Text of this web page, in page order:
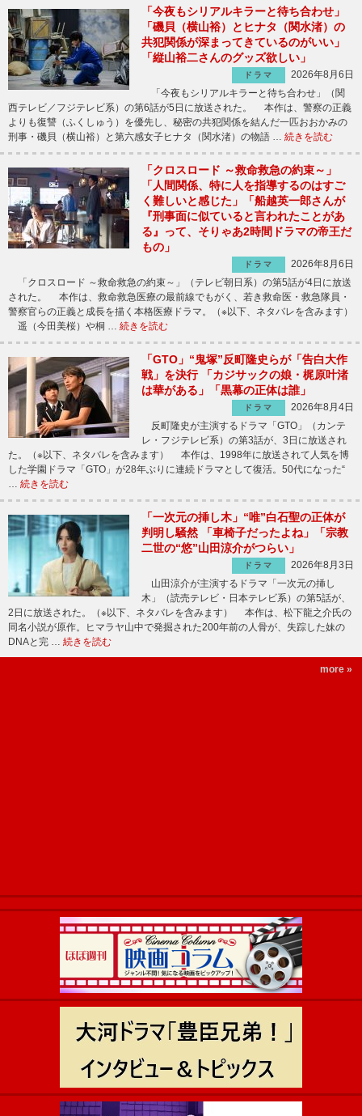
「今夜もシリアルキラーと待ち合わせ」
「磯貝（横山裕）とヒナタ（関水渚）の
共犯関係が深まってきているのがいい」
「縦山裕二さんのグッズ欲しい」
ドラマ
2026年8月6日
「今夜もシリアルキラーと待ち合わせ」（関
西テレビ／フジテレビ系）の第6話が5日に放送された。 本作は、警察の正義
よりも復讐（ふくしゅう）を優先し、秘密の共犯関係を結んだ一匹おおかみの
刑事・磯貝（横山裕）と第六感女子ヒナタ（関水渚）の物語 … 続きを読む
「クロスロード ～救命救急の約束～」
「人間関係、特に人を指導するのはすご
く難しいと感じた」「船越英一郎さんが
『刑事面に似ていると言われたことがあ
る』って、そりゃあ2時間ドラマの帝王だ
もの」
ドラマ
2026年8月6日
「クロスロード ～救命救急の約束～」（テレビ朝日系）の第5話が4日に放送
された。 本作は、救命救急医療の最前線でもがく、若き救命医・救急隊員・
警察官らの正義と成長を描く本格医療ドラマ。（※以下、ネタバレを含みます）
遥（今田美桜）や桐 … 続きを読む
「GTO」“鬼塚”反町隆史らが「告白大作
戦」を決行 「カジサックの娘・梶原叶渚
は華がある」「黒幕の正体は誰」
ドラマ
2026年8月4日
反町隆史が主演するドラマ「GTO」（カンテ
レ・フジテレビ系）の第3話が、3日に放送され
た。（※以下、ネタバレを含みます） 本作は、1998年に放送されて人気を博
した学園ドラマ「GTO」が28年ぶりに連続ドラマとして復活。50代になった“
続きを読む
「一次元の挿し木」“唯”白石聖の正体が
判明し騒然 「車椅子だったよね」「宗教
二世の“悠”山田涼介がつらい」
ドラマ
2026年8月3日
山田涼介が主演するドラマ「一次元の挿し
木」（読売テレビ・日本テレビ系）の第5話が、
2日に放送された。（※以下、ネタバレを含みます） 本作は、松下龍之介氏の
同名小説が原作。ヒマラヤ山中で発掘された200年前の人骨が、失踪した妹の
DNAと完 … 続きを読む
more »